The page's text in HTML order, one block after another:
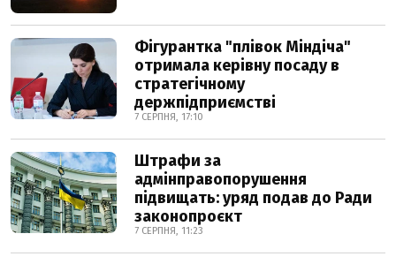
Фігурантка "плівок Міндіча"
отримала керівну посаду в
стратегічному
держпідприємстві
7 СЕРПНЯ, 17:10
Штрафи за
адмінправопорушення
підвищать: уряд подав до Ради
законопроєкт
7 СЕРПНЯ, 11:23